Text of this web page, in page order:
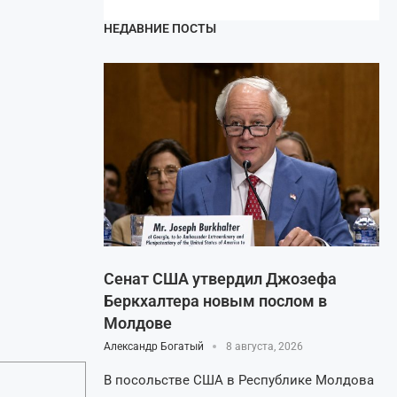
НЕДАВНИЕ ПОСТЫ
Сенат США утвердил Джозефа
Беркхалтера новым послом в
Молдове
Александр Богатый 8 августа, 2026
В посольстве США в Республике Молдова